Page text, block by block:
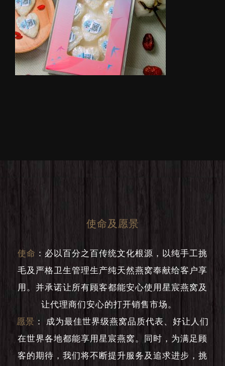
使命及愿景
使命 ： 必以百分之百传统文化根源，以纯手工挑
毛及严格卫生管理生产纯天然燕窝奉献给客户享
用。并承诺让所有顾客都能安心使用星宸燕窝及
让代理商们安心的打开销售市场。
愿景 ：
成为最佳世界级燕窝品质代表、好让人们
在世界各地都能享用星宸燕窝。同时，为满足顾
客的期待，我们将不断提升服务及追求进步，挑